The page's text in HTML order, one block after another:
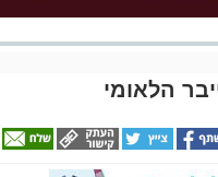
הלאומי